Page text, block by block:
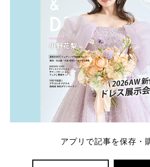
アプリで記事を保存・